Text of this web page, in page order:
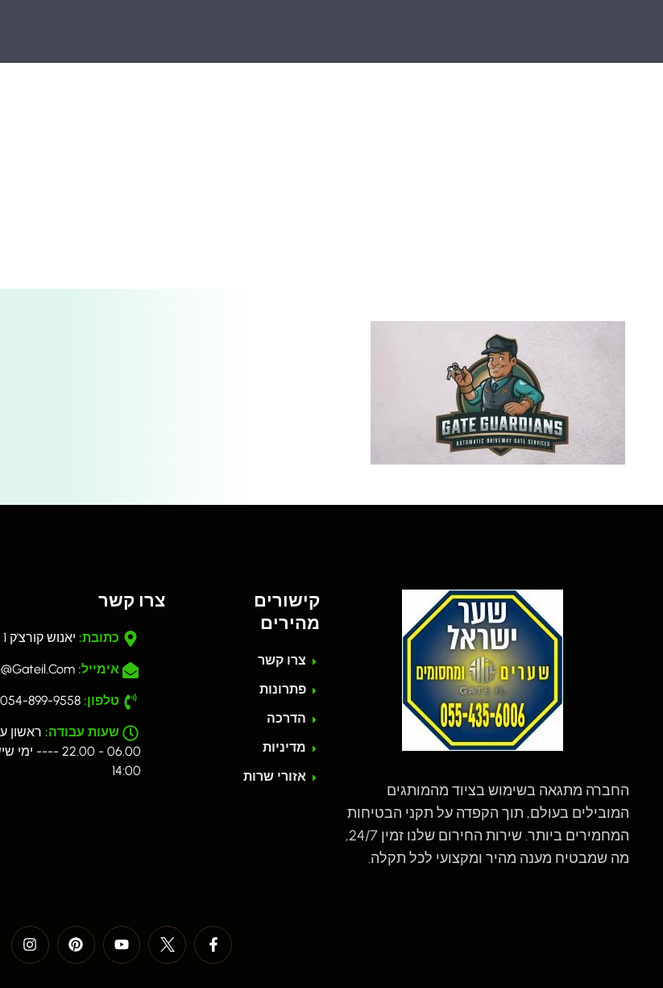
החברה מתגאה בשימוש בציוד מהמותגים
המובילים בעולם, תוך הקפדה על תקני הבטיחות
המחמירים ביותר. שירות החירום שלנו זמין 24/7,
מה שמבטיח מענה מהיר ומקצועי לכל תקלה.
קישורים
מהירים
צרו קשר
פתרונות
הדרכה
מדיניות
אזורי שרות
צרו קשר
כתובת: יאנוש קורצ'ק 1 ראשון לציון
אימייל:
טלפון:
שעות עבודה: ראשון
14:00